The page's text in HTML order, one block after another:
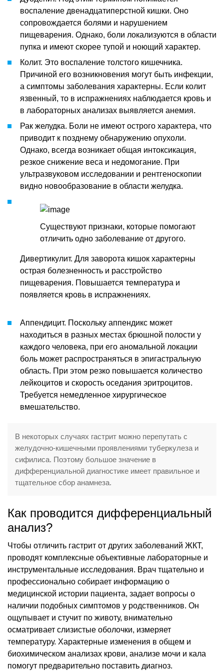
воспаление двенадцатиперстной кишки. Оно
сопровождается болями и нарушением
пищеварения. Однако, боли локализуются в области
пупка и имеют скорее тупой и ноющий характер.
Колит. Это воспаление толстого кишечника.
Причиной его возникновения могут быть инфекции,
а симптомы заболевания характерны. Если колит
язвенный, то в испражнениях наблюдается кровь и
в лабораторных анализах выявляется анемия.
Рак желудка. Боли не имеют острого характера, что
приводит к позднему обнаружению опухоли.
Однако, всегда возникает общая интоксикация,
резкое снижение веса и недомогание. При
ультразвуковом исследовании и рентгеноскопии
видно новообразование в области желудка.
Существуют признаки, которые помогают
отличить одно заболевание от другого.
Дивертикулит. Для заворота кишок характерны
острая болезненность и расстройство
пищеварения. Повышается температура и
появляется кровь в испражнениях.
Аппендицит. Поскольку аппендикс может
находиться в разных местах брюшной полости у
каждого человека, при его аномальной локации
боль может распространяться в эпигастральную
область. При этом резко повышается количество
лейкоцитов и скорость оседания эритроцитов.
Требуется немедленное хирургическое
вмешательство.
В некоторых случаях гастрит можно перепутать с
желудочно-кишечными проявлениями туберкулеза и
сифилиса. Поэтому большое значение в
дифференциальной диагностике имеет правильное и
тщательное сбор анамнеза.
Как проводится дифференциальный
анализ?
Чтобы отличить гастрит от других заболеваний ЖКТ,
проводят комплексные объективные лабораторные и
инструментальные исследования. Врач тщательно и
профессионально собирает информацию о
медицинской истории пациента, задает вопросы о
наличии подобных симптомов у родственников. Он
ощупывает и стучит по животу, внимательно
осматривает слизистые оболочки, измеряет
температуру. Характерные изменения в общем и
биохимическом анализах крови, анализе мочи и кала
помогут предварительно поставить диагноз.